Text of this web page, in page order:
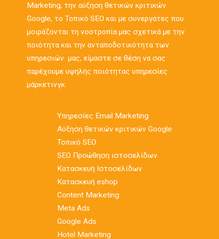
Marketing, την αύξηση θετικών κριτικών
Google, το Τοπικό SEO και με συνεργάτες που
μοιράζονται τη νοοτροπία μας σχετικά με την
ποιότητα και την ανταποδοτικότητα των
υπηρεσιών μας, είμαστε σε θέση να σας
παρέχουμε υψηλής ποιότητας υπηρεσίες
μάρκετινγκ.
Υπηρεσίες Email Marketing
Αύξηση θετικών κριτικών Google
Τοπικό SEO
SEO Προώθηση ιστοσελίδων
Κατασκευή Ιστοσελίδων
Κατασκευή eshop
Content Marketing
Meta Ads
Google Ads
Hotel Marketing